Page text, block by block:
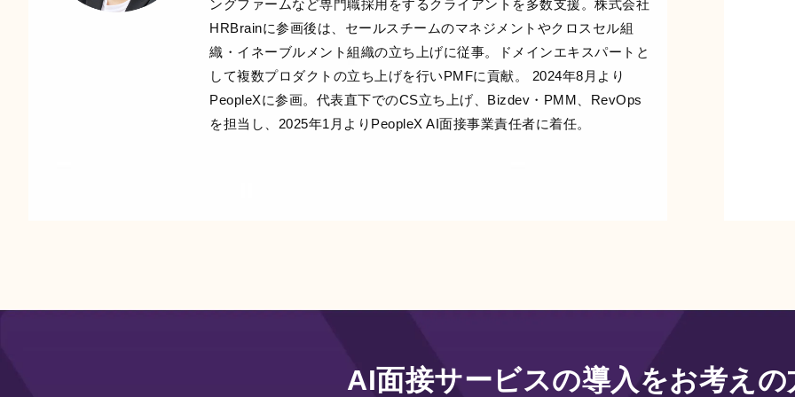
ングファームなど専門職採用をするクライアントを多数支援。株式会社
HRBrainに参画後は、セールスチームのマネジメントやクロスセル組
織・イネーブルメント組織の立ち上げに従事。ドメインエキスパートと
して複数プロダクトの立ち上げを行いPMFに貢献。 2024年8月より
PeopleXに参画。代表直下でのCS立ち上げ、Bizdev・PMM、RevOps
を担当し、2025年1月よりPeopleX AI面接事業責任者に着任。
AI面接サービスの導入をお考えの